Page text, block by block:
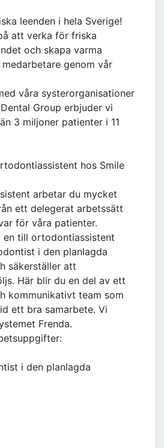
leenden i hela Sverige!
att verka för friska
och skapa varma
genom vår
våra systerorganisationer
Group erbjuder vi
3 miljoner patienter i 11
hos Smile
arbetar du mycket
ett delegerat arbetssätt
för våra patienter.
en till ortodontiassistent
i den planlagda
säkerställer att
Här blir du en del av ett
kommunikativt team som
ett bra samarbete. Vi
Frenda.
i den planlagda